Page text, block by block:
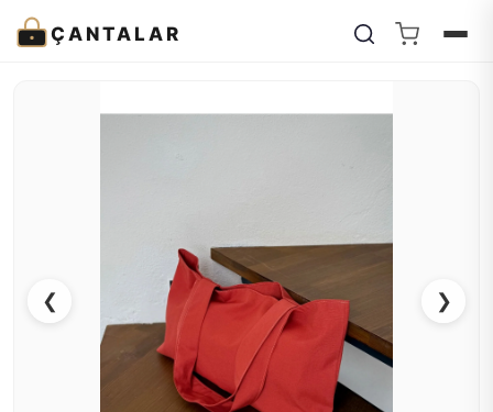
ÇANTALAR
❮ ❯